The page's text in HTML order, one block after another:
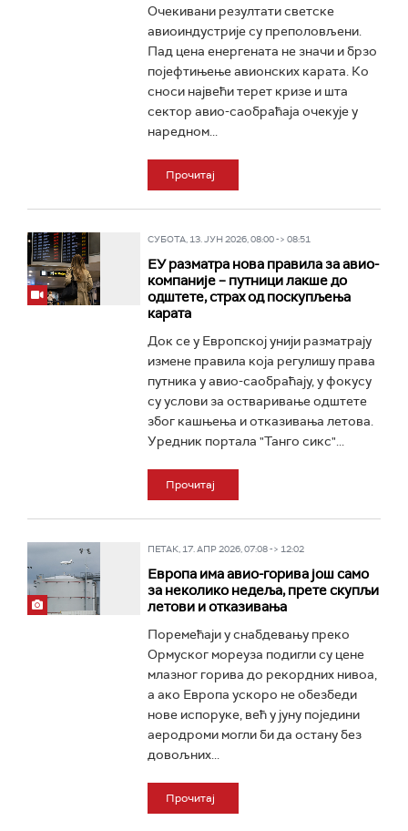
Очекивани резултати светске
авиоиндустрије су преполовљени.
Пад цена енергената не значи и брзо
појефтињење авионских карата. Ко
сноси највећи терет кризе и шта
сектор авио-саобраћаја очекује у
наредном...
Прочитај
СУБОТА, 13. ЈУН 2026, 08:00 -> 08:51
ЕУ разматра нова правила за авио-
компаније – путници лакше до
одштете, страх од поскупљења
карата
Док се у Европској унији разматрају
измене правила која регулишу права
путника у авио-саобраћају, у фокусу
су услови за остваривање одштете
због кашњења и отказивања летова.
Уредник портала "Танго сикс"...
Прочитај
ПЕТАК, 17. АПР 2026, 07:08 -> 12:02
Европа има авио-горива још само
за неколико недеља, прете скупљи
летови и отказивања
Поремећаји у снабдевању преко
Ормуског мореуза подигли су цене
млазног горива до рекордних нивоа,
а ако Европа ускоро не обезбеди
нове испоруке, већ у јуну поједини
аеродроми могли би да остану без
довољних...
Прочитај